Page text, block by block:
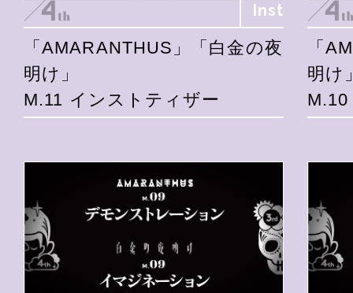
Inst
「AMARANTHUS」「白金の夜
明け」
M.11 インストティザー
「
明け